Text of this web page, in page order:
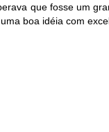
que fosse um
boa idéia com